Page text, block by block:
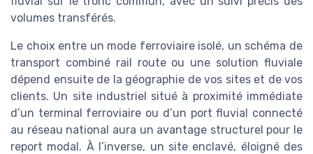
volumes transférés.
Le choix entre un mode ferroviaire isolé, un schéma de
transport combiné rail route ou une solution fluviale
dépend ensuite de la géographie de vos sites et de vos
clients. Un site industriel situé à proximité immédiate
d’un terminal ferroviaire ou d’un port fluvial connecté
au réseau national aura un avantage structurel pour le
report modal. À l’inverse, un site enclavé, éloigné des